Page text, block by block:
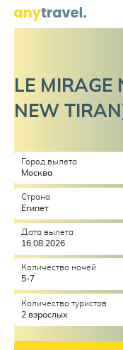
LE MIRAGE
NEW
Город вылета
Москва
Страна
Египет
Дата вылета
16.08.2026
Количество ночей
5-7
Количество туристов
2 взрослых